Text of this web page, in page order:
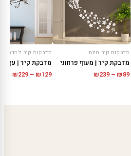
מדבקות קיר חיות
מדבקת קיר | מעוף פרחוני
₪89
–
₪239
מדבקות קיר לחדר
מדבקת קיר | עץ
₪129
–
₪229